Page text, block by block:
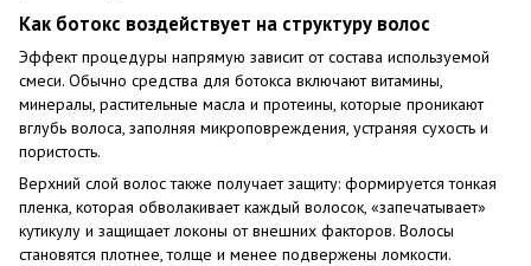
Как ботокс воздействует на структуру волос
Эффект процедуры напрямую зависит от состава используемой
смеси. Обычно средства для ботокса включают витамины,
минералы, растительные масла и протеины, которые проникают
вглубь волоса, заполняя микроповреждения, устраняя сухость и
пористость.
Верхний слой волос также получает защиту: формируется тонкая
пленка, которая обволакивает каждый волосок, «запечатывает»
кутикулу и защищает локоны от внешних факторов. Волосы
становятся плотнее, толще и менее подвержены ломкости.